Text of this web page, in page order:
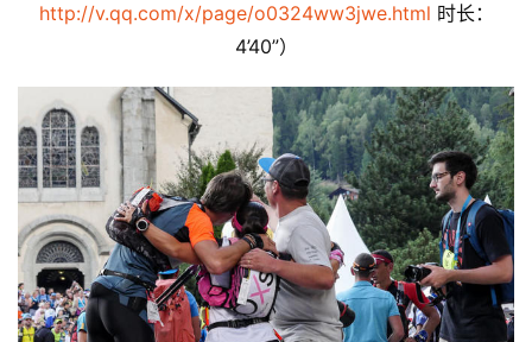
http://v.qq.com/x/page/o0324ww3jwe.html 时长：
4’40”）